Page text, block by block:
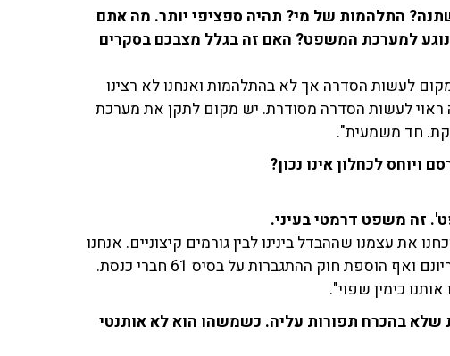
התלהמות של מי? תהיה ספציפי יותר. מה אתם
למערכת המשפט? האם זה בגלל מצבכם בסקרים
לעשות הסדרה אך לא בהתלהמות ואנחנו לא רצינו
לעשות הסדרה מסודרת. יש מקום לתקן את מערכת
חד משמעית".
לכחלון אינו נכון?
זה משפט דרמטי בעיני.
את עצמנו שההבדל בינינו לבין גורמים קיצוניים. אנחנו
תומכים בתיקון מאוזן, למשל איגוד חוקי היסוד ושריונם ואף הוספת חוק ההתגברות על בסיס 61 חברי כנסת.
כימין שפוי".
בהכרח תפורות עליה. כשמשהו הוא לא אותנטי